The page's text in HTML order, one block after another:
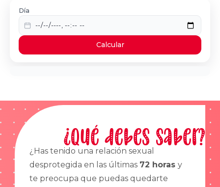
Día
Calcular
¿Qué debes saber?
¿Has tenido una relación sexual
desprotegida en las últimas 72 horas y
te preocupa que puedas quedarte